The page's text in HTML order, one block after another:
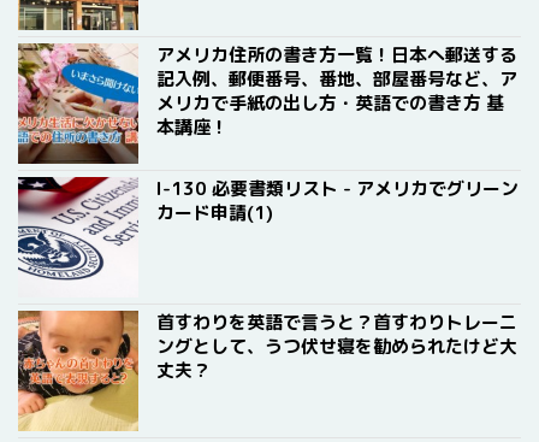
アメリカ住所の書き方一覧！日本へ郵送する
記入例、郵便番号、番地、部屋番号など、ア
メリカで手紙の出し方・英語での書き方 基
本講座！
I-130 必要書類リスト - アメリカでグリーン
カード申請(1)
首すわりを英語で言うと？首すわりトレーニ
ングとして、うつ伏せ寝を勧められたけど大
丈夫？